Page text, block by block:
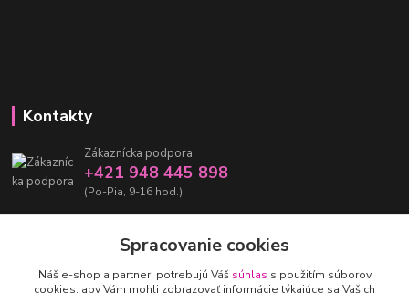
Kontakty
Zákaznícka podpora
+421 948 445 898
(Po-Pia, 9-16 hod.)
Spracovanie cookies
Náš e-shop a partneri potrebujú Váš súhlas s použitím súborov
cookies, aby Vám mohli zobrazovať informácie týkajúce sa Vašich